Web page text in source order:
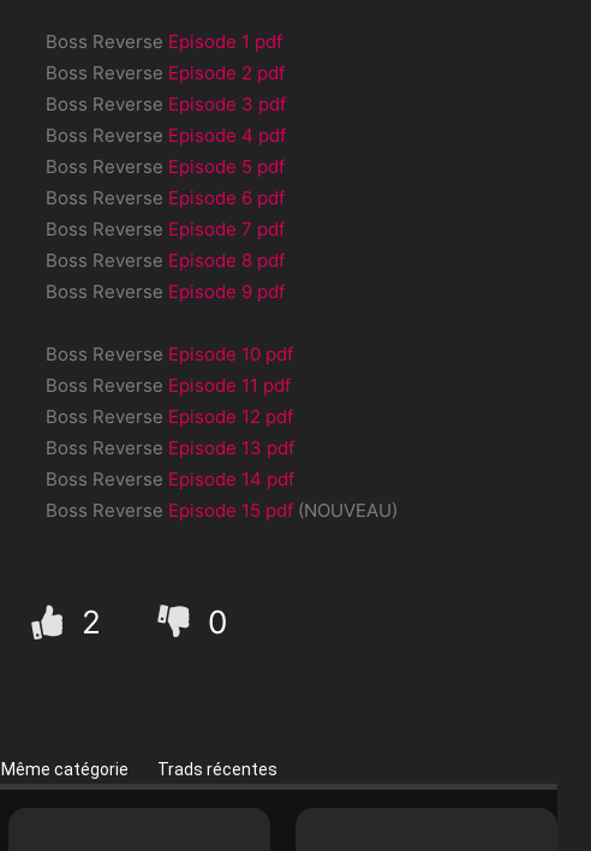
Boss Reverse Episode 1 pdf
Boss Reverse Episode 2 pdf
Boss Reverse Episode 3 pdf
Boss Reverse Episode 4 pdf
Boss Reverse Episode 5 pdf
Boss Reverse Episode 6 pdf
Boss Reverse Episode 7 pdf
Boss Reverse Episode 8 pdf
Boss Reverse Episode 9 pdf
Boss Reverse Episode 10 pdf
Boss Reverse Episode 11 pdf
Boss Reverse Episode 12 pdf
Boss Reverse Episode 13 pdf
Boss Reverse Episode 14 pdf
Boss Reverse Episode 15 pdf (NOUVEAU)
2 0
Même catégorie Trads récentes